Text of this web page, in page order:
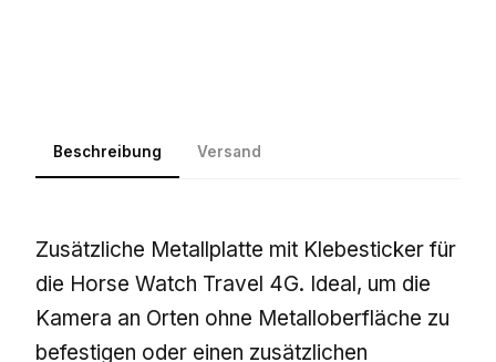
Beschreibung Versand
Zusätzliche Metallplatte mit Klebesticker für
die Horse Watch Travel 4G. Ideal, um die
Kamera an Orten ohne Metalloberfläche zu
befestigen oder einen zusätzlichen